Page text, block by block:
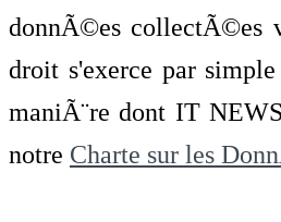
donnÃ©es collectÃ©es
droit s'exerce par
maniÃ¨re dont IT
notre Charte sur les